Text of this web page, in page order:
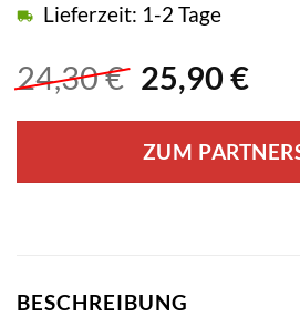
24,30€
war:
24,30 €
25,90 €
ist:
Lieferzeit: 1-2 Tage
ZUM
BESCHREIBUNG